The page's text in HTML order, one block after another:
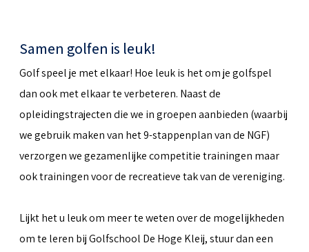
Samen golfen is leuk!
Golf speel je met elkaar! Hoe leuk is het om je golfspel
dan ook met elkaar te verbeteren. Naast de
opleidingstrajecten die we in groepen aanbieden (waarbij
we gebruik maken van het 9-stappenplan van de NGF)
verzorgen we gezamenlijke competitie trainingen maar
ook trainingen voor de recreatieve tak van de vereniging.
Lijkt het u leuk om meer te weten over de mogelijkheden
om te leren bij Golfschool De Hoge Kleij, stuur dan een